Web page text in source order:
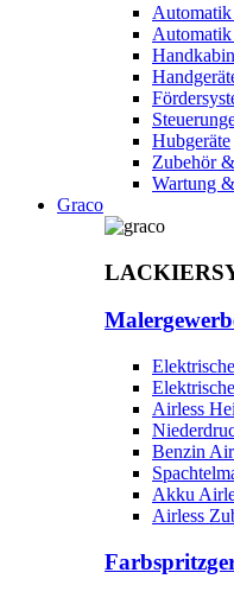
Automatik
Hubgeräte
Zubehör
Wartung
Graco
Airless
Benzin
Akku
Airless